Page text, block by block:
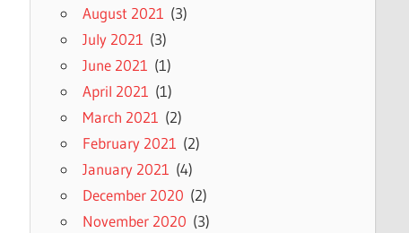
August 2021 (3)
July 2021 (3)
June 2021 (1)
April 2021 (1)
March 2021 (2)
February 2021 (2)
January 2021 (4)
December 2020 (2)
November 2020 (3)